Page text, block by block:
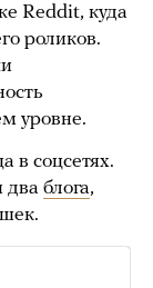
Reddit, куда
роликов.
уровне.
в соцсетях.
два блога,